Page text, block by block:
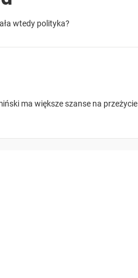
wtedy polityka?
ma większe szanse na przeżycie